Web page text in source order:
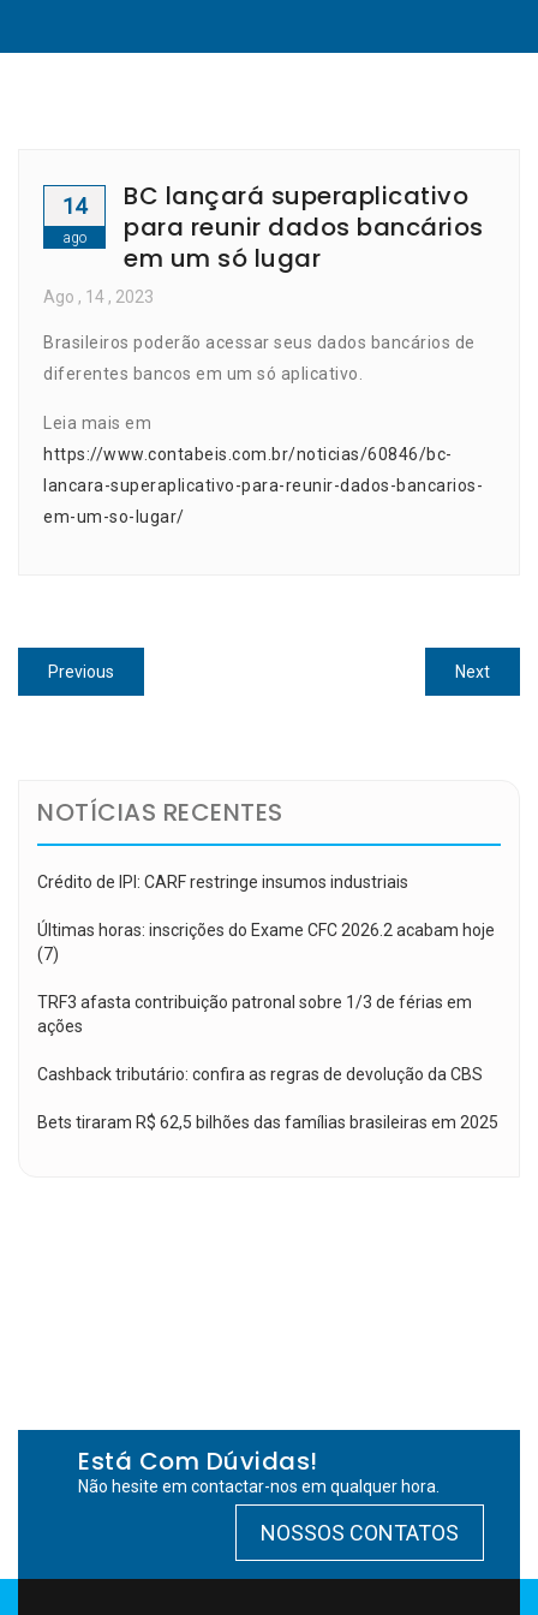
14
ago
BC lançará superaplicativo
para reunir dados bancários
em um só lugar
Ago , 14 , 2023
Brasileiros poderão acessar seus dados bancários de
diferentes bancos em um só aplicativo.
Leia mais em
https://www.contabeis.com.br/noticias/60846/bc-
lancara-superaplicativo-para-reunir-dados-bancarios-
em-um-so-lugar/
Navegação
de
Previous
post:
NextNext
post:
NOTÍCIAS RECENTES
Crédito de IPI: CARF restringe insumos industriais
Últimas horas: inscrições do Exame CFC 2026.2 acabam hoje
(7)
TRF3 afasta contribuição patronal sobre 1/3 de férias em
ações
Cashback tributário: confira as regras de devolução da CBS
Bets tiraram R$ 62,5 bilhões das famílias brasileiras em 2025
Está Com Dúvidas!
Não hesite em contactar-nos em qualquer hora.
NOSSOS CONTATOS